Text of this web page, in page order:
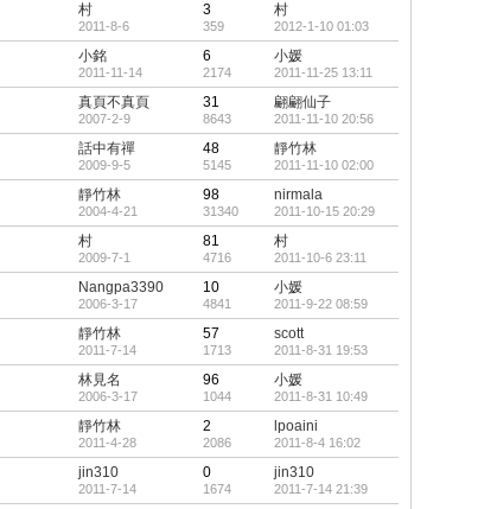
村
2011-8-6
3
359
村
2012-1-10 01:03
小銘
2011-11-14
6
2174
小媛
2011-11-25 13:11
真頁不真頁
2007-2-9
31
8643
翩翩仙子
2011-11-10 20:56
話中有禪
2009-9-5
48
5145
靜竹林
2011-11-10 02:00
靜竹林
2004-4-21
98
31340
nirmala
2011-10-15 20:29
村
2009-7-1
81
4716
村
2011-10-6 23:11
Nangpa3390
2006-3-17
10
4841
小媛
2011-9-22 08:59
靜竹林
2011-7-14
57
1713
scott
2011-8-31 19:53
林見名
2006-3-17
96
1044
小媛
2011-8-31 10:49
靜竹林
2011-4-28
2
2086
lpoaini
2011-8-4 16:02
jin310
2011-7-14
0
1674
jin310
2011-7-14 21:39